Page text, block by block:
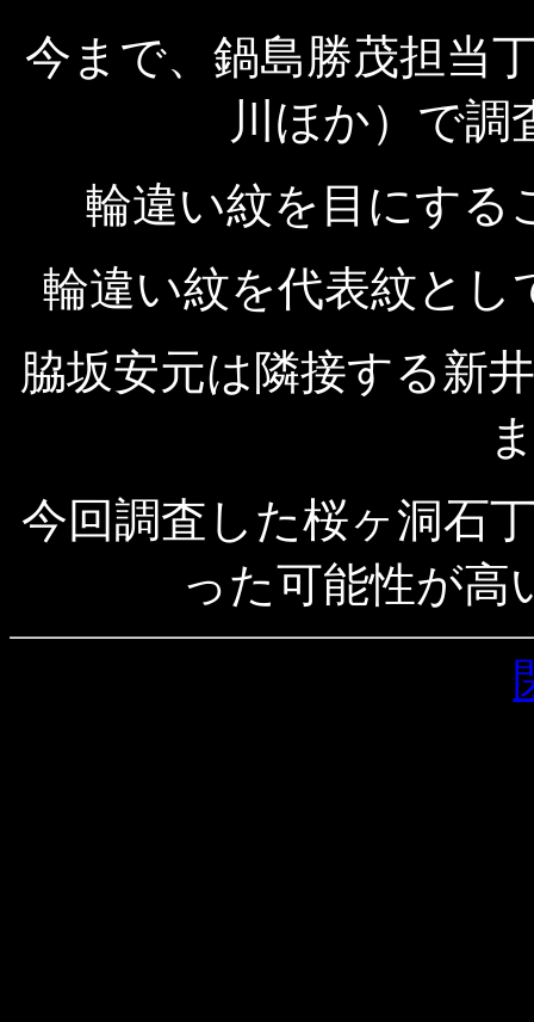
今まで、鍋島勝茂担当
川ほか）で調
輪違い紋を目にする
輪違い紋を代表紋と
脇坂安元は隣接する新
今回調査した桜ヶ洞石
った可能性が高